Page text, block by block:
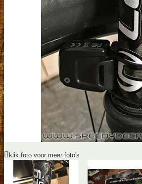
klik foto voor meer foto's